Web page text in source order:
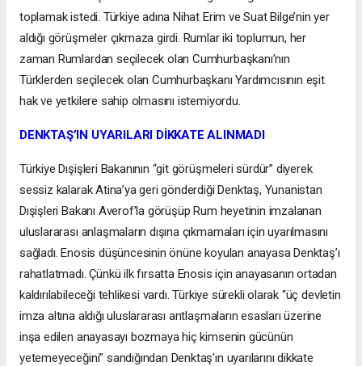
toplamak istedi. Türkiye adına Nihat Erim ve Suat Bilge’nin yer
aldığı görüşmeler çıkmaza girdi. Rumlar iki toplumun, her
zaman Rumlardan seçilecek olan Cumhurbaşkanı’nın
Türklerden seçilecek olan Cumhurbaşkanı Yardımcısının eşit
hak ve yetkilere sahip olmasını istemiyordu.
DENKTAŞ’IN UYARILARI DİKKATE ALINMADI
Türkiye Dışişleri Bakanının “git görüşmeleri sürdür” diyerek
sessiz kalarak Atina’ya geri gönderdiği Denktaş, Yunanistan
Dışişleri Bakanı Averof’la görüşüp Rum heyetinin imzalanan
uluslararası anlaşmaların dışına çıkmamaları için uyarılmasını
sağladı. Enosis düşüncesinin önüne koyulan anayasa Denktaş’ı
rahatlatmadı. Çünkü ilk fırsatta Enosis için anayasanın ortadan
kaldırılabileceği tehlikesi vardı. Türkiye sürekli olarak “üç devletin
imza altına aldığı uluslararası antlaşmaların esasları üzerine
inşa edilen anayasayı bozmaya hiç kimsenin gücünün
yetemeyeceğini” sandığından Denktaş’ın uyarılarını dikkate